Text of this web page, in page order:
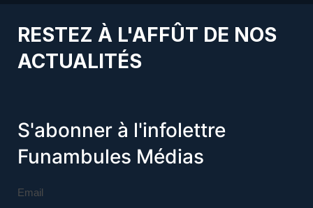
RESTEZ À L'AFFÛT DE NOS
ACTUALITÉS
S'abonner à l'infolettre
Funambules Médias
Email